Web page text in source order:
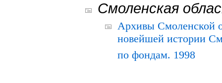
Смоленская
Архивы Смоленской
новейшей истории
по фондам. 1998